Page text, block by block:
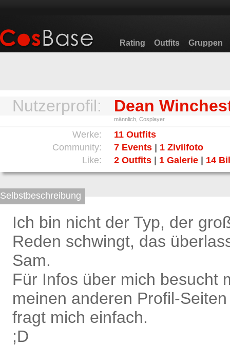
Rating Outfits Gruppen
Nutzerprofil: Dean
männlich, Cosplayer
Werke:
11 Outfits
Community:
7 Events
1 Zivilfoto
Like:
2 Outfits 1 Galerie 14
Selbstbeschreibung
Ich bin nicht der Typ, der
Reden schwingt, das
Sam.
Für Infos über mich besucht
meinen anderen Profil-
fragt mich einfach.
;D